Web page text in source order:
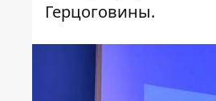
Герцоговины.